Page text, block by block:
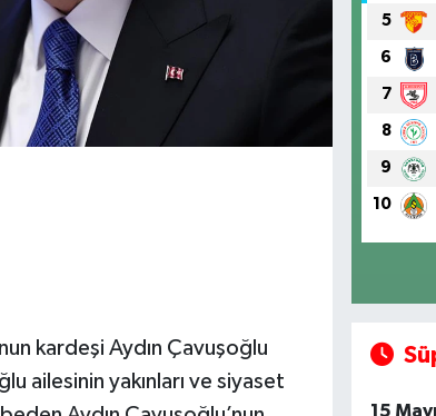
kardeşi Aydın Çavuşoğlu
ailesinin yakınları ve siyaset
5
6
7
8
9
10
15